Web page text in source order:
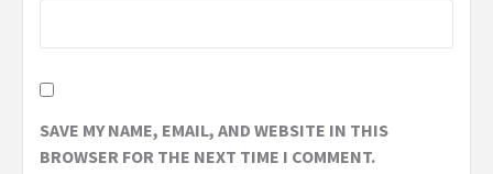
SAVE MY NAME, EMAIL, AND WEBSITE IN THIS
BROWSER FOR THE NEXT TIME I COMMENT.